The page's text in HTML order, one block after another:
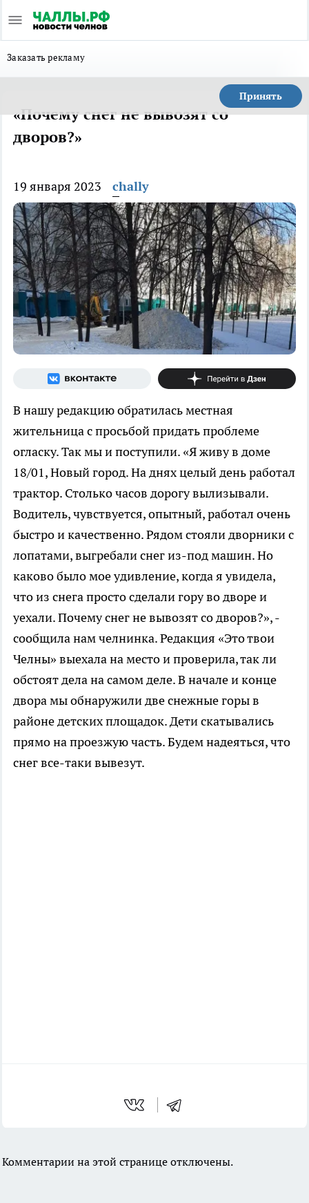
Заказать рекламу
Принять
«Почему снег не вывозят со
дворов?»
19 января 2023 chally
В нашу редакцию обратилась местная
жительница с просьбой придать проблеме
огласку. Так мы и поступили. «Я живу в доме
18/01, Новый город. На днях целый день работал
трактор. Столько часов дорогу вылизывали.
Водитель, чувствуется, опытный, работал очень
быстро и качественно. Рядом стояли дворники с
лопатами, выгребали снег из-под машин. Но
каково было мое удивление, когда я увидела,
что из снега просто сделали гору во дворе и
уехали. Почему снег не вывозят со дворов?», -
сообщила нам челнинка. Редакция «Это твои
Челны» выехала на место и проверила, так ли
обстоят дела на самом деле. В начале и конце
двора мы обнаружили две снежные горы в
районе детских площадок. Дети скатывались
прямо на проезжую часть. Будем надеяться, что
снег все-таки вывезут.
Комментарии на этой странице отключены.